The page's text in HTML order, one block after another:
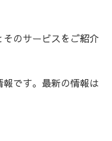
のサービスをご紹介
報です。最新の情報は